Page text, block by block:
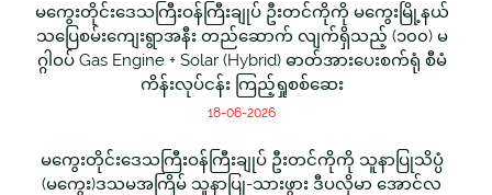
မကွေးတိုင်းဒေသကြီးဝန်ကြီးချုပ် ဦးတင်ကိုကို မကွေးမြို့နယ်
သပြေစမ်းကျေးရွာအနီး တည်ဆောက် လျက်ရှိသည့် (၁၀၀) မ
ဂ္ဂါဝပ် Gas Engine + Solar (Hybrid) ဓာတ်အားပေးစက်ရုံ စီမံ
ကိန်းလုပ်ငန်း ကြည့်ရှုစစ်ဆေး
18-06-2026
မကွေးတိုင်းဒေသကြီးဝန်ကြီးချုပ် ဦးတင်ကိုကို သူနာပြုသိပ္ပံ
(မကွေး)ဒသမအကြိမ် သူနာပြု-သားဖွား ဒီပလိုမာ အောင်လ